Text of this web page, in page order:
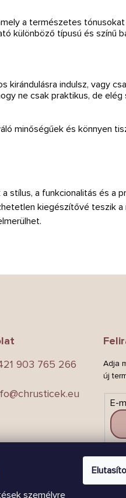
személyre
a természetes
különböző típusú és színű
kirándulásra indulsz, vagy
ne csak praktikus, de elég
minőségűek és könnyen
a funkcionalitás és a
kiegészítővé teszik a
@chrusticek.eu
903 765 266
Adja
új
E-